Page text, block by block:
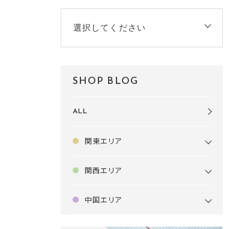
選択してください
SHOP BLOG
ALL
関東エリア
関西エリア
中国エリア